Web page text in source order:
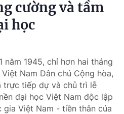
cường và tầm
học
năm 1945, chỉ hơn hai tháng
Nam Dân chủ Cộng hòa,
trực tiếp dự và chủ trì lễ
đại học Việt Nam độc lập
Việt Nam - tiền thân của